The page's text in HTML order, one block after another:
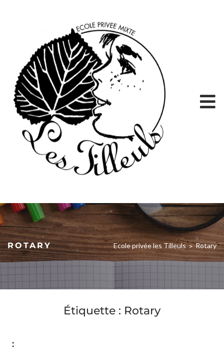
ROTARY Ecole privée les Tilleuls > Rotary
Étiquette : Rotary
: